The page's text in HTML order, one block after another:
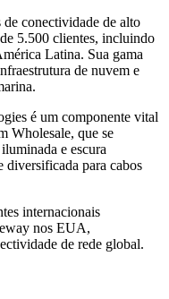
conectividade de alto
5.500 clientes, incluindo
Latina. Sua gama
de nuvem e
é um componente vital
Wholesale, que se
e escura
diversificada para cabos
internacionais
nos EUA,
de rede global.